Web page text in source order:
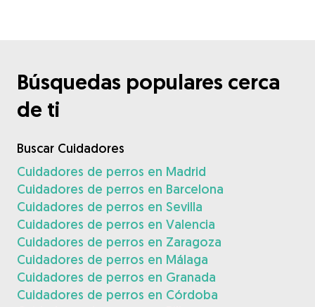
Búsquedas populares cerca
de ti
Buscar Cuidadores
Cuidadores de perros en Madrid
Cuidadores de perros en Barcelona
Cuidadores de perros en Sevilla
Cuidadores de perros en Valencia
Cuidadores de perros en Zaragoza
Cuidadores de perros en Málaga
Cuidadores de perros en Granada
Cuidadores de perros en Córdoba